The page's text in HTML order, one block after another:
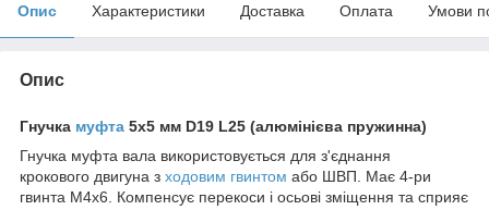
Опис Характеристики Доставка Оплата Умови
Опис
Гнучка муфта 5х5 мм D19 L25 (алюмінієва пружинна)
Гнучка муфта вала використовується для з'єднання
крокового двигуна з ходовим гвинтом або ШВП. Має 4-ри
гвинта M4x6. Компенсує перекоси і осьові зміщення та сприяє